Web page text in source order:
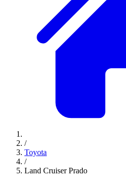
/
Toyota
/
Land Cruiser Prado